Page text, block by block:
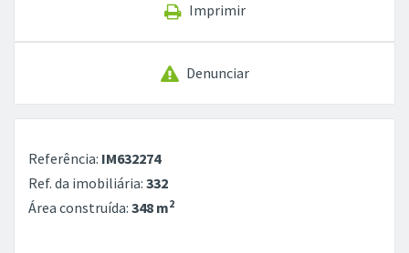
Imprimir
Denunciar
Referência: IM632274
Ref. da imobiliária: 332
Área construída: 348 m2